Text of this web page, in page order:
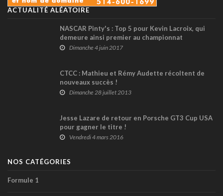
ACTUALITÉ ALÉATOIRE
NASCAR Pinty's : Top 5 pour Kevin Lacroix, qui
demeure ainsi premier au championnat
Dimanche 4 juin 2017
CTCC : Mathieu et Rémy Audette récoltent de
nouveaux succès !
Dimanche 28 juillet 2013
Jesse Lazare de retour en Porsche GT3 Cup USA
pour gagner le titre !
Vendredi 4 mars 2016
NOS CATÉGORIES
Formule 1